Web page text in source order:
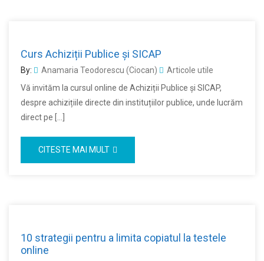
Curs Achiziții Publice și SICAP
By: Anamaria Teodorescu (Ciocan)
Articole utile
Vă invităm la cursul online de Achiziții Publice și SICAP,
despre achizițiile directe din instituțiilor publice, unde lucrăm
direct pe […]
CITESTE MAI MULT
10 strategii pentru a limita copiatul la testele
online